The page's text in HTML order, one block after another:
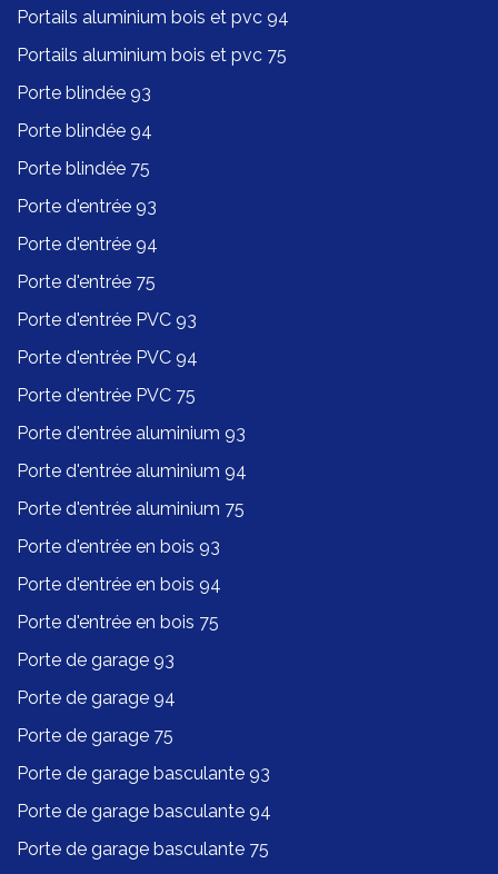
Portails aluminium bois et pvc 94
Portails aluminium bois et pvc 75
Porte blindée 93
Porte blindée 94
Porte blindée 75
Porte d'entrée 93
Porte d'entrée 94
Porte d'entrée 75
Porte d'entrée PVC 93
Porte d'entrée PVC 94
Porte d'entrée PVC 75
Porte d'entrée aluminium 93
Porte d'entrée aluminium 94
Porte d'entrée aluminium 75
Porte d'entrée en bois 93
Porte d'entrée en bois 94
Porte d'entrée en bois 75
Porte de garage 93
Porte de garage 94
Porte de garage 75
Porte de garage basculante 93
Porte de garage basculante 94
Porte de garage basculante 75